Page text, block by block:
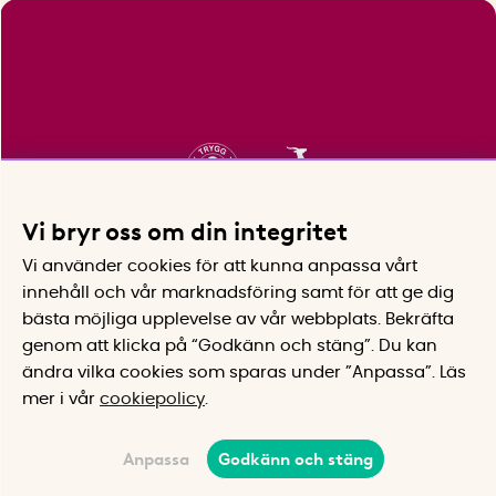
Vi bryr oss om din integritet
Vi använder cookies för att kunna anpassa vårt
innehåll och vår marknadsföring samt för att ge dig
bästa möjliga upplevelse av vår webbplats.
Bekräfta
genom att klicka på “Godkänn och stäng”. Du kan
ändra vilka cookies som sparas under ”Anpassa”.
Läs
mer i vår cookiepolicy
Anpassa Godkänn och stäng